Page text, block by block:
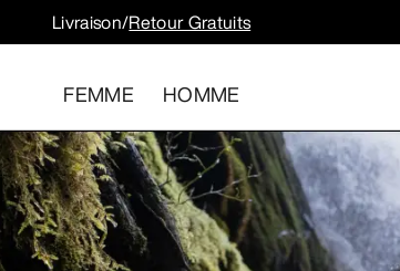
Livraison/Retour Gratuits
FEMME HOMME